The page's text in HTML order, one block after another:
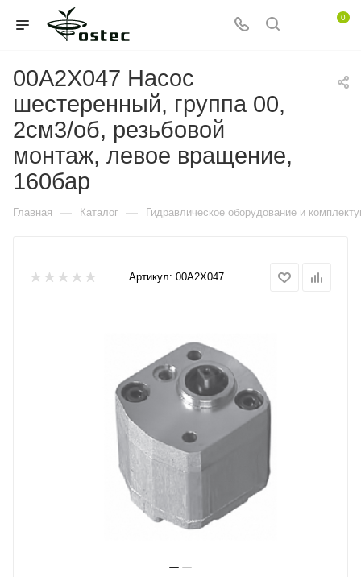
0
00A2X047 Насос
шестеренный, группа 00,
2см3/об, резьбовой
монтаж, левое вращение,
160бар
Главная — Каталог — Гидравлическое оборудование и
Артикул: 00A2X047